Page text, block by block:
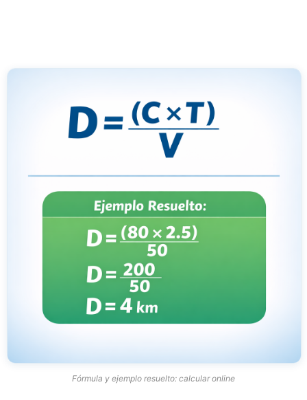
Fórmula y ejemplo resuelto: calcular online